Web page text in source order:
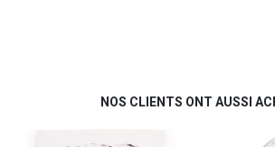
NOS CLIENTS ONT AUSSI